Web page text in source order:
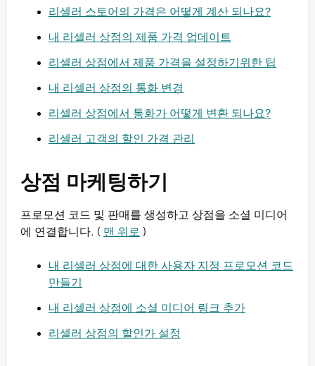
리셀러 스토어의 가격은 어떻게 계산 되나요?
내 리셀러 상점의 제품 가격 업데이트
리셀러 상점에서 제품 가격을 설정하기위한 팁
내 리셀러 상점의 통화 변경
리셀러 상점에서 통화가 어떻게 변환 되나요?
리셀러 고객의 할인 가격 관리
상점 마케팅하기
프로모션 코드 및 판매를 생성하고 상점을 소셜 미디어
에 연결합니다. ( 맨 위로 )
내 리셀러 상점에 대한 사용자 지정 프로모션 코드
만들기
내 리셀러 상점에 소셜 미디어 링크 추가
리셀러 상점의 할인가 설정